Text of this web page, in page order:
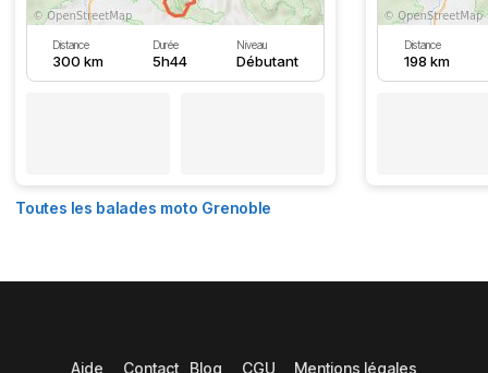
Distance
300 km
Durée
5h44
Niveau
Débutant
Distance
198 km
Toutes les balades moto Grenoble
Aide Contact Blog CGU Mentions légales